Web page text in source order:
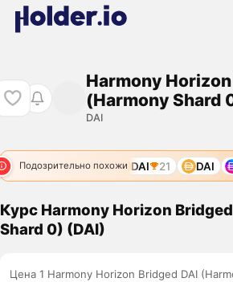
Harmony
(Harmony Shard
DAI
Подозрительно похожиDAI 21 DAI
Курс Harmony Horizon
Shard 0) (DAI)
Цена 1 Harmony Horizon Bridged DAI